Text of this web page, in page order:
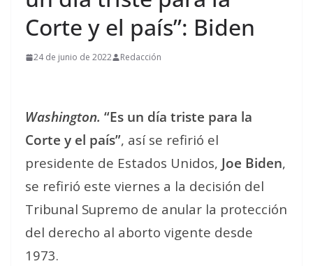
Corte y el país”: Biden
24 de junio de 2022 Redacción
Washington. “Es un día triste para la
Corte y el país”, así se refirió el
presidente de Estados Unidos, Joe Biden,
se refirió este viernes a la decisión del
Tribunal Supremo de anular la protección
del derecho al aborto vigente desde
1973.